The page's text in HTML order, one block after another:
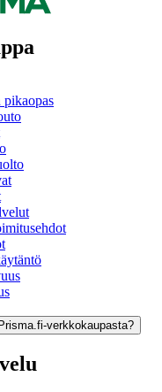
pikaopas
verkkokaupasta?